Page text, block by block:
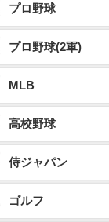
プロ野球
プロ野球(2軍)
MLB
高校野球
侍ジャパン
ゴルフ